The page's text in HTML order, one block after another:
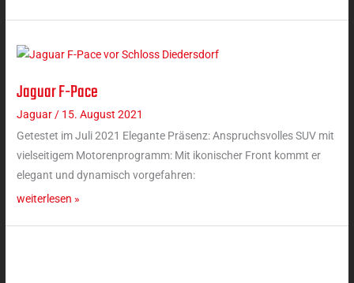
Jaguar F-Pace
Jaguar/ 15. August 2021
Getestet im Juli 2021 Elegante Präsenz: Anspruchsvolles SUV mit
vielseitigem Motorenprogramm: Mit ikonischer Front kommt er
elegant und dynamisch vorgefahren:
Jaguar
F-
weiterlesen »